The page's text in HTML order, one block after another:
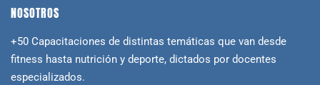
NOSOTROS
+50 Capacitaciones de distintas temáticas que van desde
fitness hasta nutrición y deporte, dictados por docentes
especializados.